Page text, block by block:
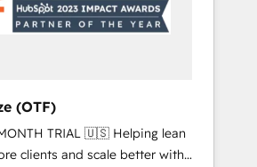
buyer journey for clean data,
🎯Demand Gen &
conversion strategy that drive
AI, & maximize AEO with
(OTF)
TRIAL 🇺🇸 Helping lean
clients and scale better with